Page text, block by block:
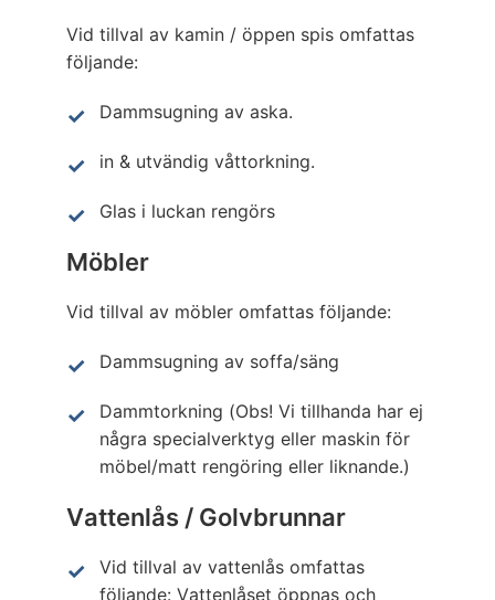
Vid tillval av kamin / öppen spis omfattas
följande:
Dammsugning av aska.
in & utvändig våttorkning.
Glas i luckan rengörs
Möbler
Vid tillval av möbler omfattas följande:
Dammsugning av soffa/säng
Dammtorkning (Obs! Vi tillhanda har ej
några specialverktyg eller maskin för
möbel/matt rengöring eller liknande.)
Vattenlås / Golvbrunnar
Vid tillval av vattenlås omfattas
följande: Vattenlåset öppnas och